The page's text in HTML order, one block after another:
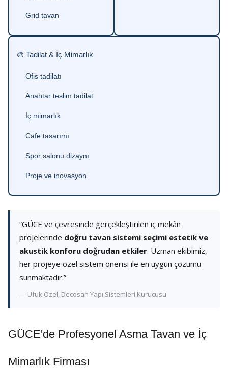
Grid tavan
🎨 Tadilat & İç Mimarlık
Ofis tadilatı
Anahtar teslim tadilat
İç mimarlık
Cafe tasarımı
Spor salonu dizaynı
Proje ve inovasyon
“GÜCE ve çevresinde gerçekleştirilen iç mekân
projelerinde doğru tavan sistemi seçimi estetik ve
akustik konforu doğrudan etkiler. Uzman ekibimiz,
her projeye özel sistem önerisi ile en uygun çözümü
sunmaktadır.”
— Ufuk Özel, Decosan Yapı Sistemleri Kurucusu
GÜCE'de Profesyonel Asma Tavan ve İç
Mimarlık Firması